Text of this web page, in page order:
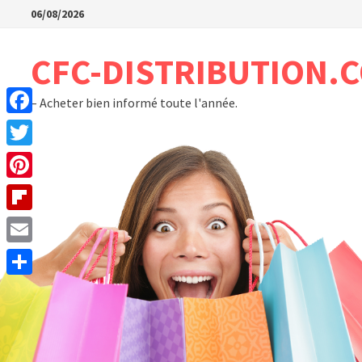
Passer06/08/2026
CFC-
– Acheter bien informé toute l'année.
Facebook
Twitter
Pinterest
Flipboard
Email
Partager